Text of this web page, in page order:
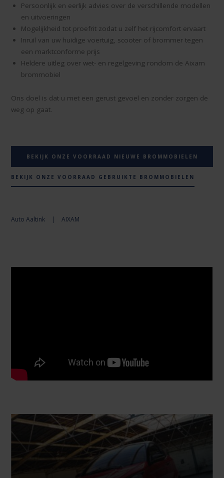
Persoonlijk en eerlijk advies over de verschillende modellen
en uitvoeringen
Mogelijkheid tot proefrit zodat u zelf het rijcomfort ervaart
Inruil van uw huidige voertuig, scooter of brommer tegen
een marktconforme prijs
Heldere uitleg over wet- en regelgeving rondom de Aixam
brommobiel
Ons doel is dat u met een gerust gevoel en zonder zorgen de
weg op gaat.
BEKIJK ONZE VOORRAAD NIEUWE BROMMOBIELEN
BEKIJK ONZE VOORRAAD GEBRUIKTE BROMMOBIELEN
Auto Aaltink | AIXAM